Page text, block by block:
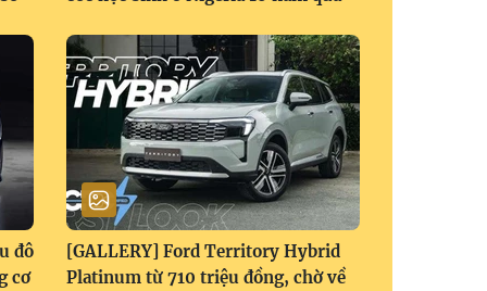
đô
cơ
[GALLERY] Ford Territory Hybrid
Platinum từ 710 triệu đồng, chờ về